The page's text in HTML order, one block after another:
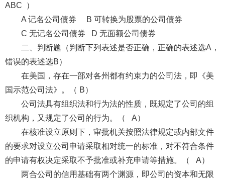
ABC ）
A 记名公司债券 B 可转换为股票的公司债券
C 无记名公司债券 D 无面额公司债券
二、判断题（判断下列表述是否正确，正确的表述选A，
错误的表述选B）
在美国，存在一部对各州都有约束力的公司法，即《美
国示范公司法》。（ B）
公司法具有组织法和行为法的性质，既规定了公司的组
织机构，又规定了公司的行为。（ A）
在核准设立原则下，审批机关按照法律规定或内部文件
的要求对设立公司申请采取相对统一的标准，对不符合条件
的申请有权决定采取不予批准或补充申请等措施。（ A）
两合公司的信用基础有两个渊源，即公司的资本和无限